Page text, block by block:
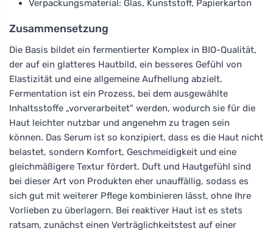
Verpackungsmaterial: Glas, Kunststoff, Papierkarton
Zusammensetzung
Die Basis bildet ein fermentierter Komplex in BIO-Qualität,
der auf ein glatteres Hautbild, ein besseres Gefühl von
Elastizität und eine allgemeine Aufhellung abzielt.
Fermentation ist ein Prozess, bei dem ausgewählte
Inhaltsstoffe „vorverarbeitet" werden, wodurch sie für die
Haut leichter nutzbar und angenehm zu tragen sein
können. Das Serum ist so konzipiert, dass es die Haut nicht
belastet, sondern Komfort, Geschmeidigkeit und eine
gleichmäßigere Textur fördert. Duft und Hautgefühl sind
bei dieser Art von Produkten eher unauffällig, sodass es
sich gut mit weiterer Pflege kombinieren lässt, ohne Ihre
Vorlieben zu überlagern. Bei reaktiver Haut ist es stets
ratsam, zunächst einen Verträglichkeitstest auf einer